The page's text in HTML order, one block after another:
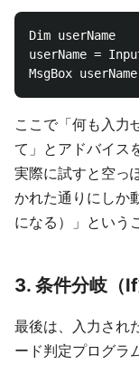
Dim userName
userName =
ここで「何も入力
て」とアドバイス
実際に試すと空っ
かれた通りにしか
になる）」という
3. 条件分岐（If
最後は、入力され
ード判定プログラ